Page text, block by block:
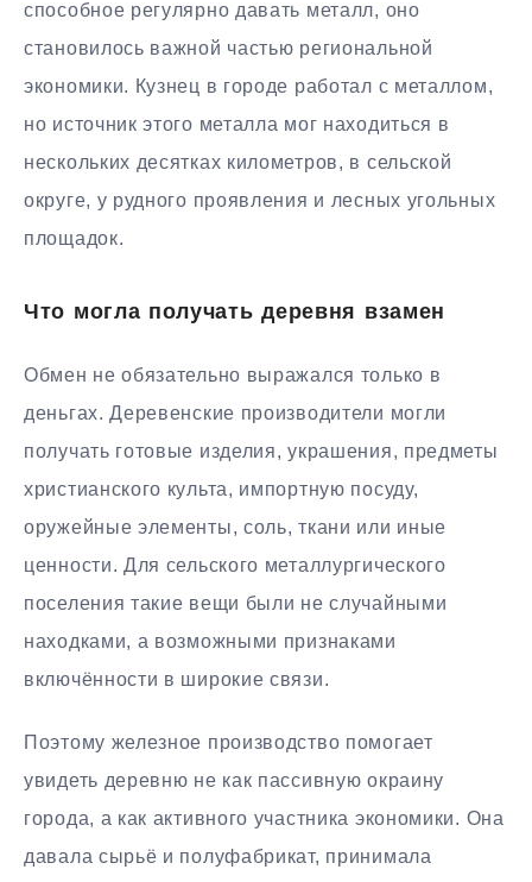
способное регулярно давать металл, оно
становилось важной частью региональной
экономики. Кузнец в городе работал с металлом,
но источник этого металла мог находиться в
нескольких десятках километров, в сельской
округе, у рудного проявления и лесных угольных
площадок.
Что могла получать деревня взамен
Обмен не обязательно выражался только в
деньгах. Деревенские производители могли
получать готовые изделия, украшения, предметы
христианского культа, импортную посуду,
оружейные элементы, соль, ткани или иные
ценности. Для сельского металлургического
поселения такие вещи были не случайными
находками, а возможными признаками
включённости в широкие связи.
Поэтому железное производство помогает
увидеть деревню не как пассивную окраину
города, а как активного участника экономики. Она
давала сырьё и полуфабрикат, принимала